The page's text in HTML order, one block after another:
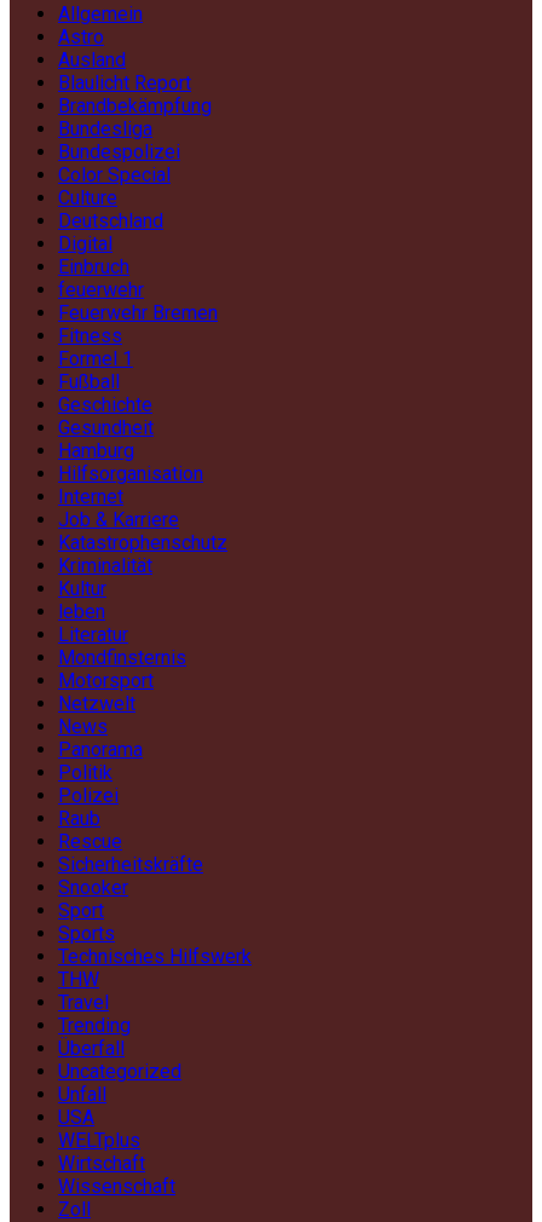
Allgemein
Astro
Ausland
Blaulicht Report
Brandbekämpfung
Bundesliga
Bundespolizei
Color Special
Culture
Deutschland
Digital
Einbruch
feuerwehr
Feuerwehr Bremen
Fitness
Formel 1
Fußball
Geschichte
Gesundheit
Hamburg
Hilfsorganisation
Internet
Job & Karriere
Katastrophenschutz
Kriminalität
Kultur
leben
Literatur
Mondfinsternis
Motorsport
Netzwelt
News
Panorama
Politik
Polizei
Raub
Rescue
Sicherheitskräfte
Snooker
Sport
Sports
Technisches Hilfswerk
THW
Travel
Trending
Überfall
Uncategorized
Unfall
USA
WELTplus
Wirtschaft
Wissenschaft
Zoll